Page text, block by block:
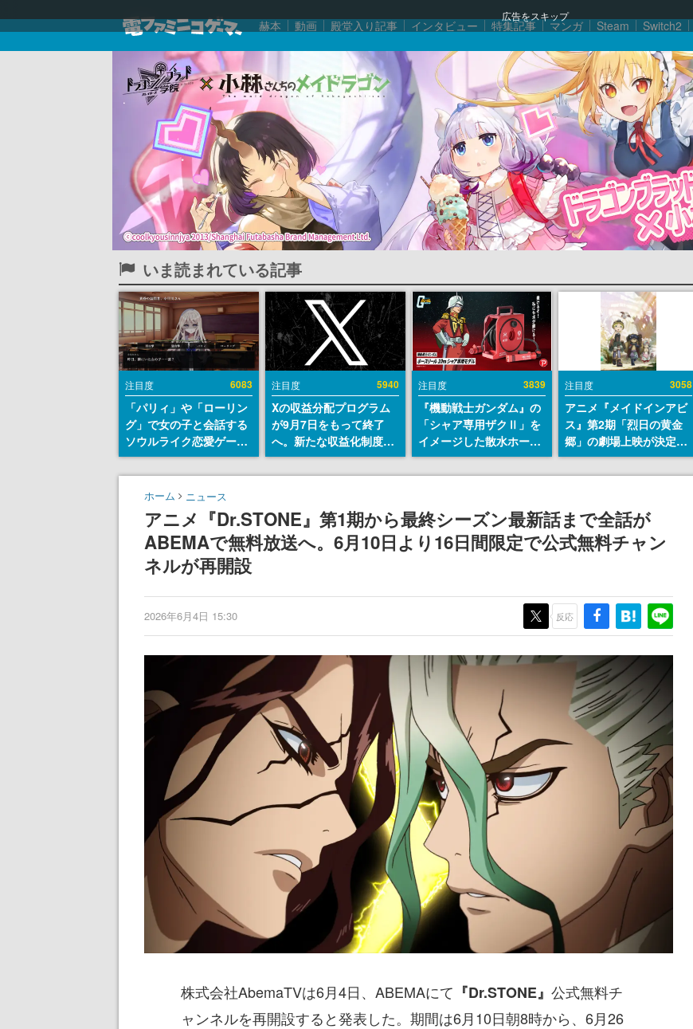
広告をスキップ
赫本 動画 殿堂入り記事 インタビュー 特集記事 マンガ Steam Switch2
いま読まれている記事
注目度 6083
「パリィ」や「ローリン
グ」で女の子と会話する
ソウルライク恋愛ゲーム
『小早川さんはソウルラ
イク』無料公開。返事に
失敗すると「YOU
注目度 5940
Xの収益分配プログラム
が9月7日をもって終了
へ。新たな収益化制度
「Original Content
Rewards Program」を
注目度 3839
『機動戦士ガンダム』の
「シャア専用ザクⅡ」を
イメージした散水ホース
リールが予約開始。本体
にはシャアのパーソナル
エンブレム、型式番号な
どを配置
注目度 3058
アニメ『メイドインアビ
ス』第2期「烈日の黄金
郷」の劇場上映が決定！
レグ役・伊瀬茉莉也さん
らが登壇する舞台挨拶も
ホーム ニュース
アニメ『Dr.STONE』第1期から最終シーズン最新話まで全話が
ABEMAで無料放送へ。6月10日より16日間限定で公式無料チャン
ネルが再開設
2026年6月4日 15:30 反応
株式会社AbemaTVは6月4日、ABEMAにて 『Dr.STONE』 公式無料チ
ャンネルを再開設すると発表した。期間は6月10日朝8時から、6月26